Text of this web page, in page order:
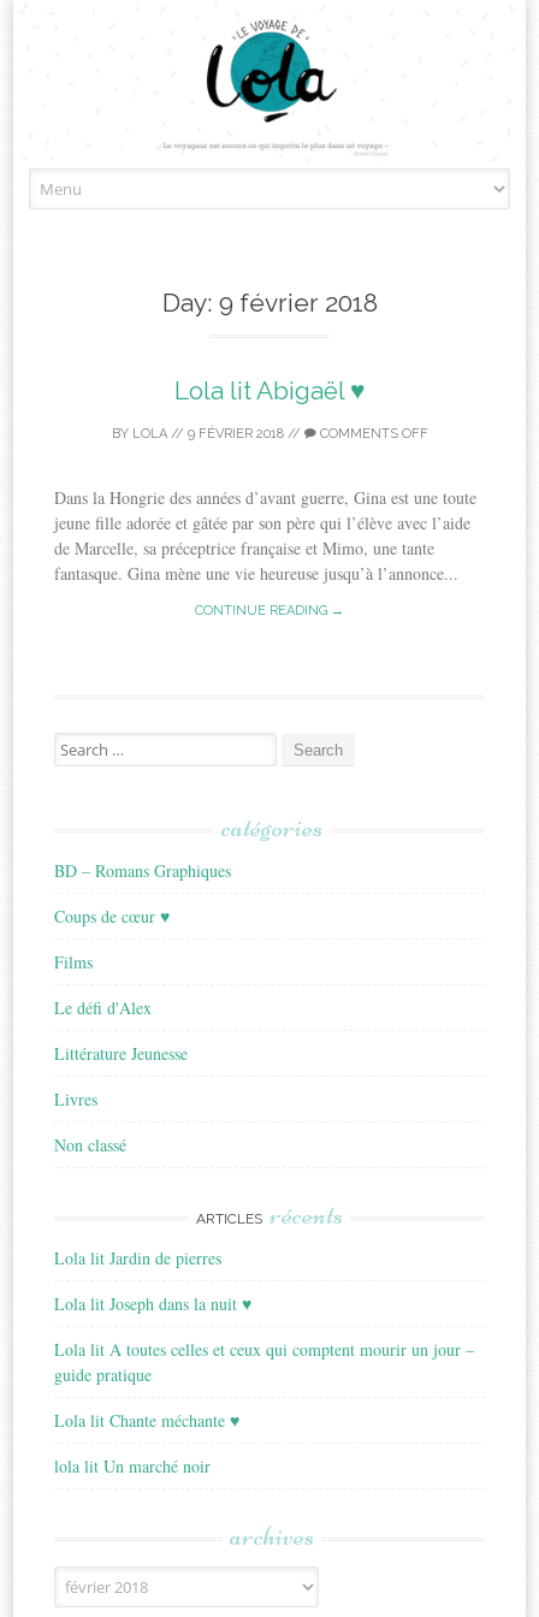
to
Day: 9 février 2018
Lola lit Abigaël ♥
BY LOLA// 9 FÉVRIER 2018// COMMENTS OFF
Dans la Hongrie des années d’avant guerre, Gina est une toute
jeune fille adorée et gâtée par son père qui l’élève avec l’aide
de Marcelle, sa préceptrice française et Mimo, une tante
fantasque. Gina mène une vie heureuse jusqu’à l’annonce...
CONTINUE READING →
Search
for:
catégories
BD – Romans Graphiques
Coups de cœur ♥
Films
Le défi d'Alex
Littérature Jeunesse
Livres
Non classé
ARTICLES récents
Lola lit Jardin de pierres
Lola lit Joseph dans la nuit ♥
Lola lit A toutes celles et ceux qui comptent mourir un jour –
guide pratique
Lola lit Chante méchante ♥
lola lit Un marché noir
archives
Archives